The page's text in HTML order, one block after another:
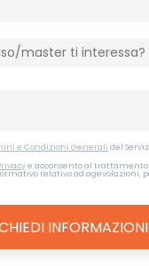
e Condizioni Generali del
e acconsento al
relativo ad agevolazioni,